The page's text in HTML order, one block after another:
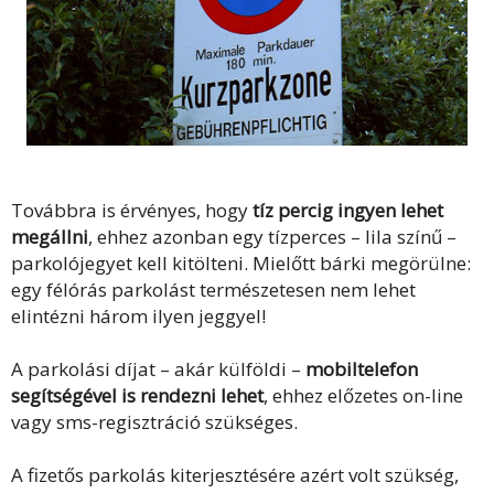
Továbbra is érvényes, hogytíz percig ingyen lehet
megállni, ehhez azonban egy tízperces – lila színű –
parkolójegyet kell kitölteni. Mielőtt bárki megörülne:
egy félórás parkolást természetesen nem lehet
elintézni három ilyen jeggyel!
A parkolási díjat – akár külföldi – mobiltelefon
segítségével is rendezni lehet, ehhez előzetes on-line
vagy sms-regisztráció szükséges.
A fizetős parkolás kiterjesztésére azért volt szükség,